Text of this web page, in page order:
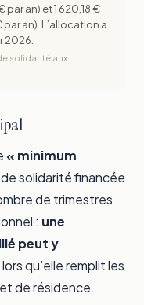
par an) et 1 620,18 €
an). L’allocation a
2026.
solidarité aux
« minimum
solidarité financée
de trimestres
: une
peut y
lors qu’elle remplit les
de résidence.